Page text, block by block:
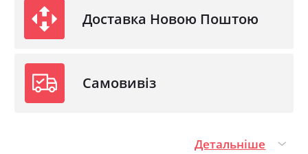
Доставка Новою Поштою
Самовивіз
Детальніше